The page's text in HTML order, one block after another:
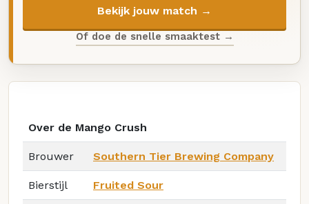
Bekijk jouw match →
Of doe de snelle smaaktest →
Over de Mango Crush
Brouwer Southern Tier Brewing Company
Bierstijl Fruited Sour